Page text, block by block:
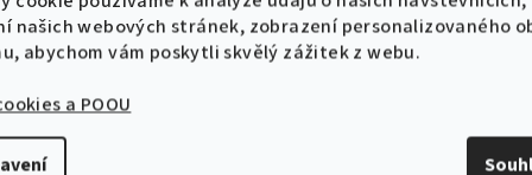
našich webových stránek, zobrazení personalizovaného
abychom vám poskytli skvělý zážitek z webu.
a POOU
32. Píseň topičová
33. Hudba radost dává
34. Nejkrásnější na světě je láska
10 % sleva na první objednávku!